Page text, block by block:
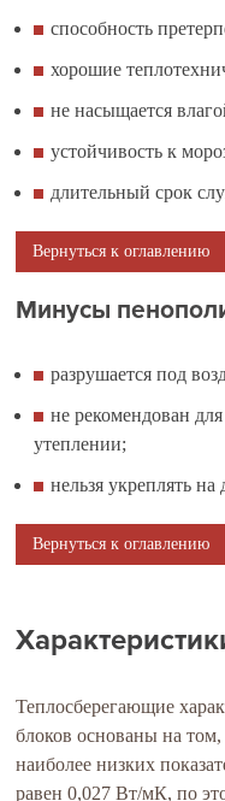
способность
хорошие
не насыщается
устойчивость к
длительный срок
Вернуться к оглавлению
Минусы
разрушается под
не рекомендован
утеплении;
нельзя укреплять
Вернуться к оглавлению
Теплосберегающие
блоков основаны на
наиболее низких
равен 0,027 Вт/мК, по